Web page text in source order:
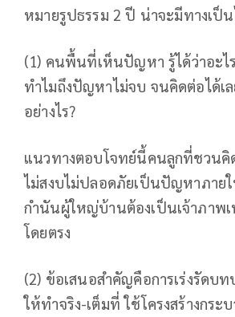
หมายรูปธรรม 2 ปี น่าจะมีทางเป็น
(1) คนพื้นที่เห็นปัญหา รู้ได้ว่าอะไ
ทำไมถึงปัญหาไม่จบ จนคิดต่อได้เ
อย่างไร?
แนวทางตอบโจทย์นี้คนลูกที่ชวนคิ
ไม่สงบไม่ปลอดภัยเป็นปัญหาภาย
กำนันผู้ใหญ่บ้านต้องเป็นเจ้าภาพ
โดยตรง
(2) ข้อเสนอสำคัญคือการเร่งรัดบ
ให้ทำจริง-เต็มที่ ใช้โครงสร้างกระ